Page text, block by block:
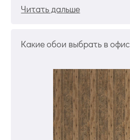
Читать дальше
Какие обои выбрать в офис